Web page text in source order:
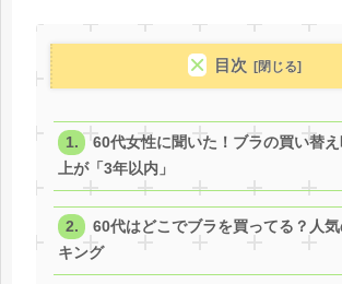
目次
60代女性に聞いた！ブラの買い替
上が「3年以内」
60代はどこでブラを買ってる？人
キング